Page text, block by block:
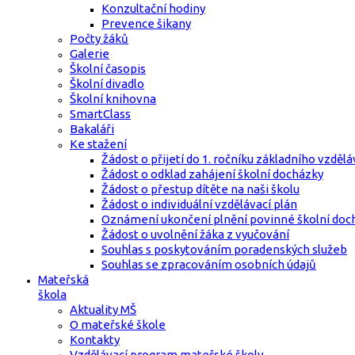
Konzultační hodiny
Prevence šikany
Počty žáků
Galerie
Školní časopis
Školní divadlo
Školní knihovna
SmartClass
Bakaláři
Ke stažení
Žádost o přijetí do 1. ročníku základního
Žádost o odklad zahájení školní docházky
Žádost o přestup dítěte na naši školu
Žádost o individuální vzdělávací plán
Oznámení ukončení plnění povinné školní
Žádost o uvolnění žáka z vyučování
Souhlas s poskytováním poradenských služeb
Souhlas se zpracováním osobních údajů
Mateřská
škola
Aktuality MŠ
O mateřské škole
Kontakty